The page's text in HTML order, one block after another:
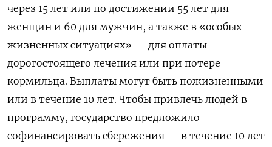
через 15 лет или по достижении 55 лет для
женщин и 60 для мужчин, а также в «особых
жизненных ситуациях» — для оплаты
дорогостоящего лечения или при потере
кормильца. Выплаты могут быть пожизненными
или в течение 10 лет. Чтобы привлечь людей в
программу, государство предложило
софинансировать сбережения — в течение 10 лет